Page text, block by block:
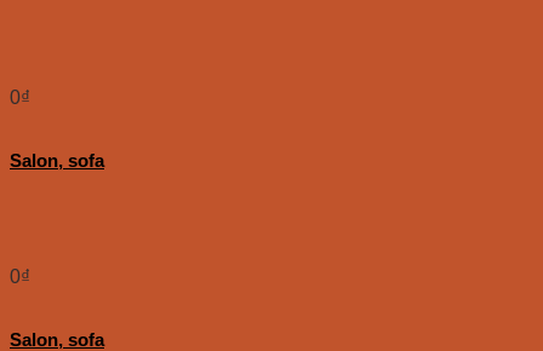
0₫
Salon, sofa
0₫
Salon, sofa